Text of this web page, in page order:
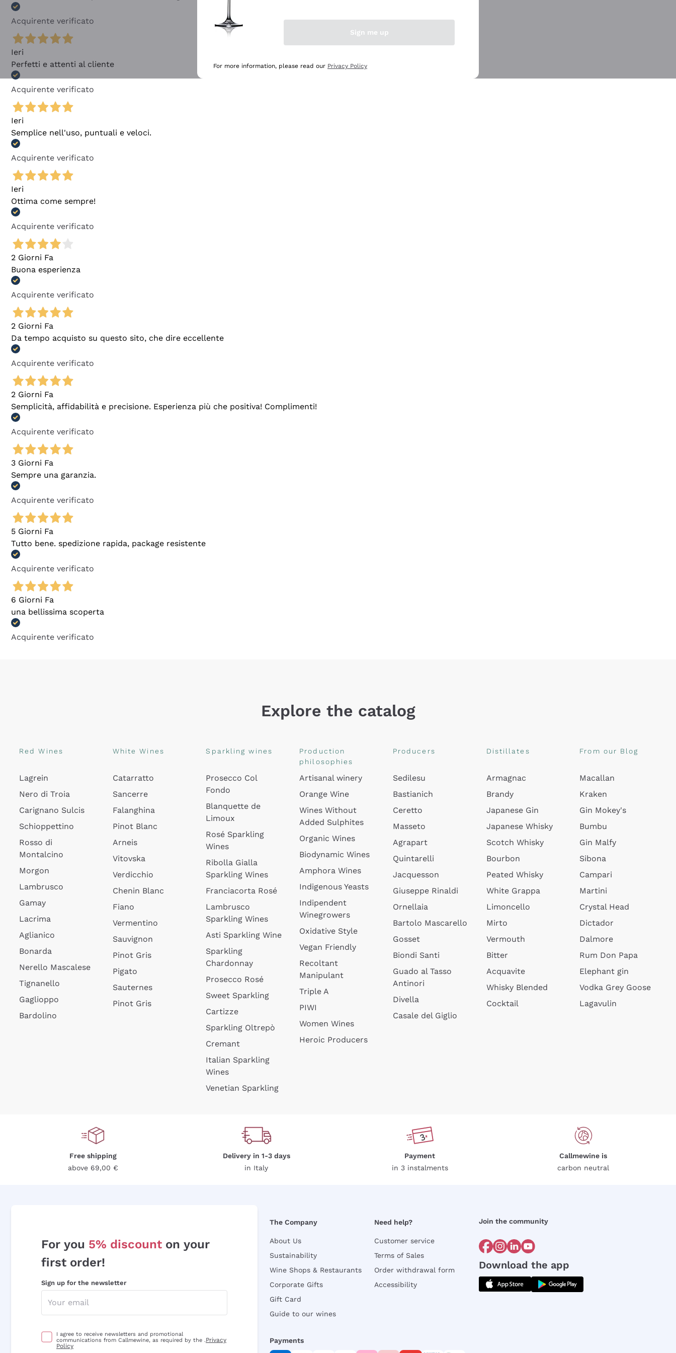
Acquirente verificato
Ieri
Perfetti e attenti al cliente
Acquirente verificato
Ieri
Semplice nell'uso, puntuali e veloci.
Acquirente verificato
Ieri
Ottima come sempre!
Acquirente verificato
2 Giorni Fa
Buona esperienza
Acquirente verificato
2 Giorni Fa
Da tempo acquisto su questo sito, che dire eccellente
Acquirente verificato
2 Giorni Fa
Semplicità, affidabilità e precisione. Esperienza più che positiva! Complimenti!
Acquirente verificato
3 Giorni Fa
Sempre una garanzia.
Acquirente verificato
5 Giorni Fa
Tutto bene. spedizione rapida, package resistente
Acquirente verificato
6 Giorni Fa
una bellissima scoperta
Acquirente verificato
Explore the catalog
Red Wines
Lagrein
Nero di Troia
Carignano Sulcis
Schioppettino
Rosso di
Montalcino
Morgon
Lambrusco
Gamay
Lacrima
Aglianico
Bonarda
Nerello Mascalese
Tignanello
Gaglioppo
Bardolino
White Wines
Catarratto
Sancerre
Falanghina
Pinot Blanc
Arneis
Vitovska
Verdicchio
Chenin Blanc
Fiano
Vermentino
Sauvignon
Pinot Gris
Pigato
Sauternes
Pinot Gris
Sparkling wines
Prosecco Col
Fondo
Blanquette de
Limoux
Rosé Sparkling
Wines
Ribolla Gialla
Sparkling Wines
Franciacorta Rosé
Lambrusco
Sparkling Wines
Asti Sparkling Wine
Sparkling
Chardonnay
Prosecco Rosé
Sweet Sparkling
Cartizze
Sparkling Oltrepò
Cremant
Italian Sparkling
Wines
Venetian Sparkling
Production
philosophies
Artisanal winery
Orange Wine
Wines Without
Added Sulphites
Organic Wines
Biodynamic Wines
Amphora Wines
Indigenous Yeasts
Indipendent
Winegrowers
Oxidative Style
Vegan Friendly
Recoltant
Manipulant
Triple A
PIWI
Women Wines
Heroic Producers
Producers
Sedilesu
Bastianich
Ceretto
Masseto
Agrapart
Quintarelli
Jacquesson
Giuseppe Rinaldi
Ornellaia
Bartolo Mascarello
Gosset
Biondi Santi
Guado al Tasso
Antinori
Divella
Casale del Giglio
Distillates
Armagnac
Brandy
Japanese Gin
Japanese Whisky
Scotch Whisky
Bourbon
Peated Whisky
White Grappa
Limoncello
Mirto
Vermouth
Bitter
Acquavite
Whisky Blended
Cocktail
From our Blog
Macallan
Kraken
Gin Mokey's
Bumbu
Gin Malfy
Sibona
Campari
Martini
Crystal Head
Dictador
Dalmore
Rum Don Papa
Elephant gin
Vodka Grey Goose
Lagavulin
Free shipping
above 69,00 €
Delivery in 1-3 days
in Italy
Payment
in 3 instalments
Callmewine is
carbon neutral
For you 5% discount on your
first order!
Sign up for the newsletter
I agree to receive newsletters and promotional
communications from Callmewine, as required by the .Privacy
Policy
The Company
About Us
Sustainability
Wine Shops & Restaurants
Corporate Gifts
Gift Card
Guide to our wines
Need help?
Customer service
Terms of Sales
Order withdrawal form
Accessibility
Join the community
Download the app
Payments
Sign me up
For more information, please read our Privacy Policy